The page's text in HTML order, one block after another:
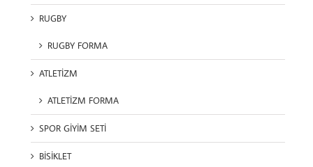
RUGBY
RUGBY FORMA
ATLETİZM
ATLETİZM FORMA
SPOR GİYİM SETİ
BİSİKLET